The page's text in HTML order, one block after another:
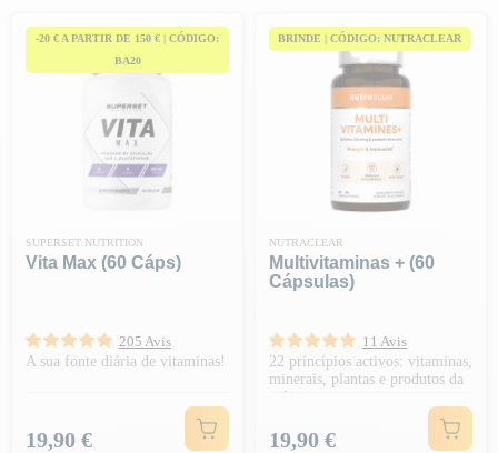
-20 € A PARTIR DE 150 € | CÓDIGO:
BA20
SUPERSET NUTRITION
Vita Max (60 Cáps)
205 Avis
A sua fonte diária de vitaminas!
Preço
19,90 €
BRINDE | CÓDIGO: NUTRACLEAR
NUTRACLEAR
Multivitaminas + (60
Cápsulas)
11 Avis
22 princípios activos: vitaminas,
minerais, plantas e produtos da
colmeia
Preço
19,90 €